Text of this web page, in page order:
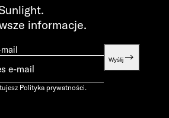
informacje.
Wyślij
Polityka prywatności.